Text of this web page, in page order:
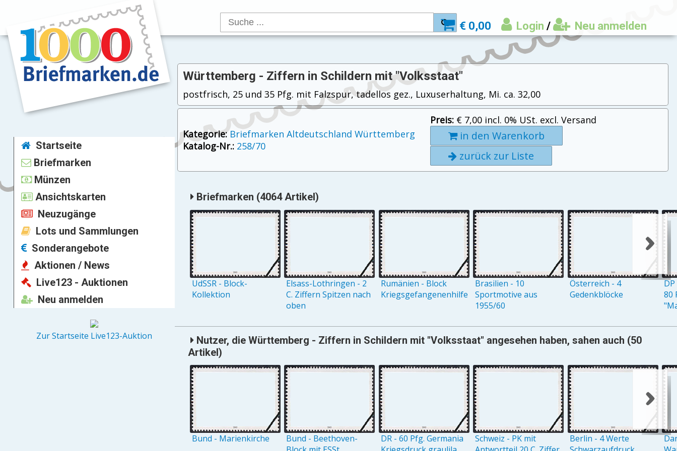
€ 0,00 Login / Neu anmelden
Startseite
Briefmarken
Münzen
Ansichtskarten
Neuzugänge
Lots und Sammlungen
Sonderangebote
Aktionen / News
Live123 - Auktionen
Neu anmelden
Zur Startseite Live123-Auktion
Württemberg - Ziffern in Schildern mit "Volksstaat"
postfrisch, 25 und 35 Pfg. mit Falzspur, tadellos gez., Luxuserhaltung, Mi. ca. 32,00
Kategorie: Briefmarken Altdeutschland Württemberg
Katalog-Nr.: 258/70
Preis: € 7,00 incl. 0% USt. excl. Versand
in den Warenkorb
zurück zur Liste
Briefmarken (4064 Artikel)
UdSSR - Block-
Kollektion
Elsass-Lothringen - 2
C. Ziffern Spitzen nach
oben
Rumänien - Block
Kriegsgefangenenhilfe
Brasilien - 10
Sportmotive aus
1955/60
Österreich - 4
Gedenkblöcke
80
Nutzer, die Württemberg - Ziffern in Schildern mit "Volksstaat" angesehen haben, sahen auch (50
Artikel)
Bund - Marienkirche
Bund - Beethoven-
DR - 60 Pfg. Germania
Schweiz - PK mit
Berlin - 4 Werte